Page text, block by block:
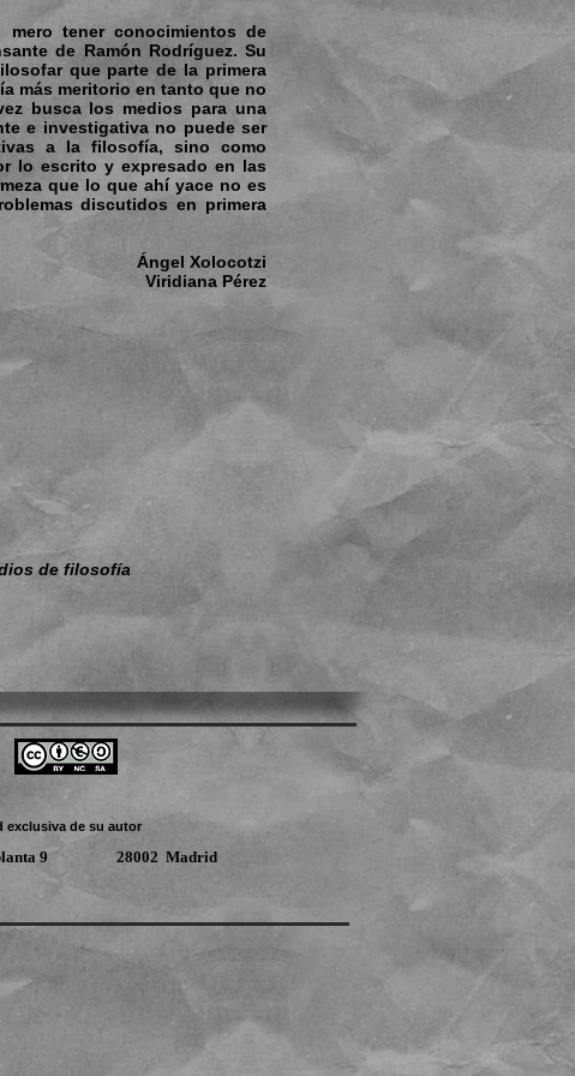
tener conocimientos de
de Ramón Rodríguez. Su
que parte de la primera
más meritorio en tanto que no
busca los medios para una
e investigativa no puede ser
a la filosofía, sino como
lo escrito y expresado en las
que lo que ahí yace no es
discutidos en primera
Ángel Xolocotzi
Viridiana Pérez​
de filosofía
exclusiva de su autor
planta 9 28002 Madrid